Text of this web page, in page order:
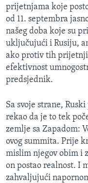
prijetnjama koje
od 11. septembra
našeg doba koje su
uključujući i Rusiju,
ako protiv tih prijetnji
efektivnost
predsjednik.
Sa svoje strane,
rekao da je to tek
zemlje sa Zapadom:
ovog summita. Prije
mislim njegov obim i
on postao realnost. I
zahvaljujući